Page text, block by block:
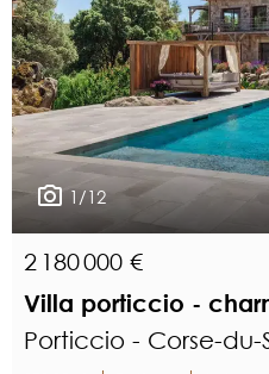
1/12
2 180 000 €
Villa porticcio -
Porticcio - Corse-du-